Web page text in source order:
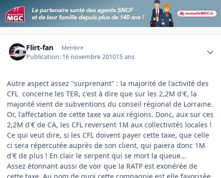
Flirt-fan Membre
Publication: 16 novembre 201015 ans
Autre aspect assez "surprenant" : la majorité de l'activité des
CFL concerne les TER, c'est à dire que sur les 2,2M d'€, la
majorité vient de subventions du conseil régional de Lorraine.
Or, l'affectation de cette taxe va aux régions. Donc, aux sur ces
2,2M d'€ de CA, les CFL reversent 1M aux collectivités locales !
Ce qui veut dire, si les CFL doivent payer cette taxe, que celle
ci sera répercutée auprès de son client, qui paiera donc 1M
d'€ de plus ! En clair le serpent qui se mort la queue...
Assez étonnant aussi de voir que la RATP est exonérée de
cette taxe. Au nom de quoi cette compagnie est elle favorisée